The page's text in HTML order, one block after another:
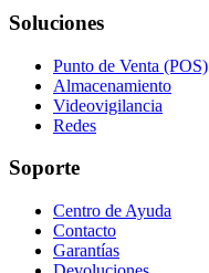
Soluciones
Punto de Venta (POS)
Almacenamiento
Videovigilancia
Redes
Soporte
Centro de Ayuda
Contacto
Garantías